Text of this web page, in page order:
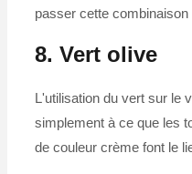
passer cette combinaison
8. Vert olive
L'utilisation du vert sur le
simplement à ce que les
de couleur crème font le